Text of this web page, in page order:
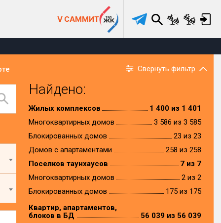
V САММИТ
Свернуть фильтр
Найдено:
Жилых комплексов
1 400 из 1 401
Многоквартирных домов
3 586 из 3 585
Блокированных домов
23 из 23
Домов с апартаментами
258 из 258
Поселков таунхаусов
7 из 7
Многоквартирных домов
2 из 2
Блокированных домов
175 из 175
Квартир, апартаментов,
блоков в БД
56 039 из 56 039